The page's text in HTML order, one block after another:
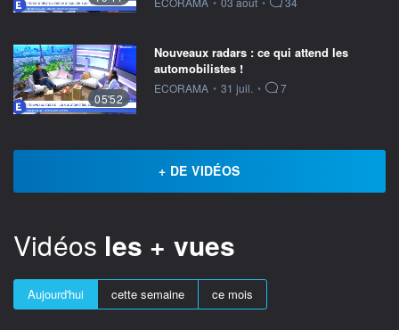
05'52
Nouveaux radars : ce qui attend les
automobilistes !
information fournie par
ECORAMA • 31 juil. • 7
+ DE VIDÉOS
Vidéos les + vues
Aujourd'hui cette semaine ce mois